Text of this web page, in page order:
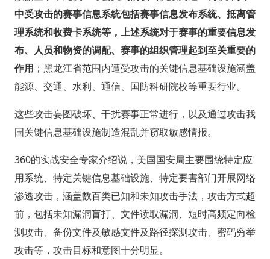
中受攻击的赛事信息系统包括赛事信息发布系统、抵离管
理系统和收费卡系统等，上述系统对于赛事的重要信息发
布、人员和物资的调配、赛事的组织管理起到至关重要的
作用 ；黑龙江省范围内遭受攻击的关键信息基础设施涵盖
能源、交通、水利、通信、国防科研院校等重要行业。
这些攻击妄图破坏、干扰赛事正常进行，以及通过攻击我
国关键信息基础设施制造混乱并窃取敏感情报。
360的实战安全专家介绍说，美国国安局主要围绕特定应
用系统、特定关键信息基础设施、特定要害部门开展网络
渗透攻击，涵盖数百类已知和未知攻击手法，攻击方式超
前，包括未知漏洞盲打、文件读取漏洞、短时高频定向检
测攻击、备份文件及敏感文件及路径探测攻击、密码穷举
攻击等，攻击目标和意图十分明显。